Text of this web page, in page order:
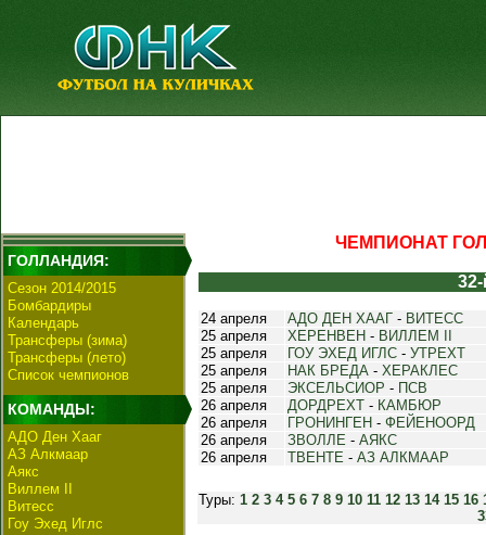
ГОЛЛАНДИЯ:
Сезон 2014/2015
Бомбардиры
Календарь
Трансферы (зима)
Трансферы (лето)
Список чемпионов
КОМАНДЫ:
АДО Ден Хааг
АЗ Алкмаар
Аякс
Виллем II
Витесс
Гоу Эхед Иглс
ЧЕМПИОНАТ
24 апреля АДО ДЕН ХААГ - ВИТЕСС
25 апреля
ХЕРЕНВЕН - ВИЛЛЕМ II
25 апреля
ГОУ ЭХЕД ИГЛС - УТРЕХТ
25 апреля
НАК БРЕДА - ХЕРАКЛЕС
25 апреля
ЭКСЕЛЬСИОР - ПСВ
26 апреля
ДОРДРЕХТ - КАМБЮР
26 апреля
ГРОНИНГЕН - ФЕЙЕНООРД
26 апреля
ЗВОЛЛЕ - АЯКС
26 апреля
ТВЕНТЕ - АЗ АЛКМААР
Туры: 1 2 3 4 5 6 7 8 9 10 11 12 13 14 15 16